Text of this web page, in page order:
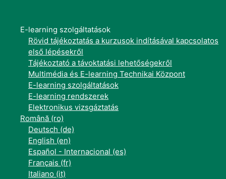
E-learning szolgáltatások
Rövid tájékoztatás a kurzusok indításával kapcsolatos
első lépésekről
Tájékoztató a távoktatási lehetőségekről
Multimédia és E-learning Technikai Központ
E-learning szolgáltatások
E-learning rendszerek
Elektronikus vizsgáztatás
Română ‎(ro)‎
Deutsch ‎(de)‎
English ‎(en)‎
Español - Internacional ‎(es)‎
Français ‎(fr)‎
Italiano ‎(it)‎